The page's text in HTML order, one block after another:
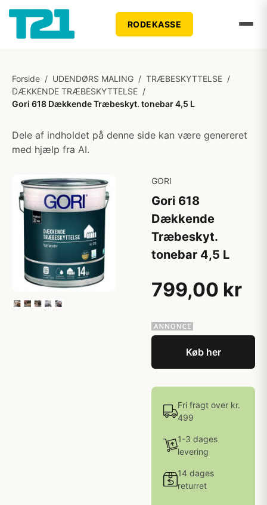
RODEKASSE
Forside / UDENDØRS MALING / TRÆBESKYTTELSE /
DÆKKENDE TRÆBESKYTTELSE /
Gori 618 Dækkende Træbeskyt. tonebar 4,5 L
Dele af indholdet på denne side kan være genereret
med hjælp fra AI.
GORI
Gori 618
Dækkende
Træbeskyt.
tonebar 4,5 L
799,00 kr
Køb her
Fri fragt over kr.
499
1-3 dages
levering
14 dages
returret